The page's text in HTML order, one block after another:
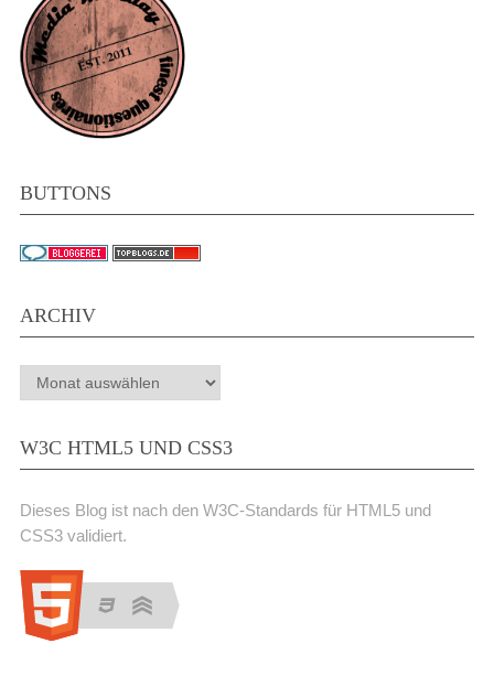
BUTTONS
ARCHIV
Archiv
W3C HTML5 UND CSS3
Dieses Blog ist nach den W3C-Standards für HTML5 und
CSS3 validiert.